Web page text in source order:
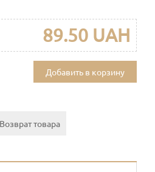
89.50 UAH
Добавить в корзину
Возврат товара